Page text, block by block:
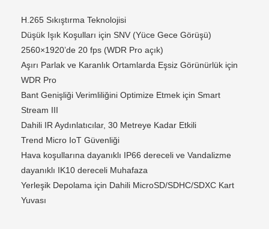
H.265 Sıkıştırma Teknolojisi
Düşük Işık Koşulları için SNV (Yüce Gece Görüşü)
2560×1920’de 20 fps (WDR Pro açık)
Aşırı Parlak ve Karanlık Ortamlarda Eşsiz Görünürlük için
WDR Pro
Bant Genişliği Verimliliğini Optimize Etmek için Smart
Stream III
Dahili IR Aydınlatıcılar, 30 Metreye Kadar Etkili
Trend Micro IoT Güvenliği
Hava koşullarına dayanıklı IP66 dereceli ve Vandalizme
dayanıklı IK10 dereceli Muhafaza
Yerleşik Depolama için Dahili MicroSD/SDHC/SDXC Kart
Yuvası